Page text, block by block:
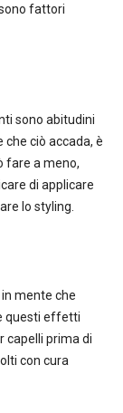
fattori
sono abitudini
che ciò accada, è
fare a meno,
di applicare
lo styling.
mente che
questi effetti
capelli prima di
con cura